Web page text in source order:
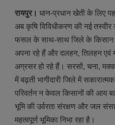
रायपुर। धान-प्रधान खेती के लिए
अब कृषि विविधीकरण की नई तस्वीर
फसल के साथ-साथ जिले के किसान
अपना रहे हैं और दलहन, तिलहन एवं
अग्रसर हो रहे हैं। सरसों, चना,
में बढ़ती भागीदारी जिले में
परिवर्तन न केवल किसानों की आय
भूमि की उर्वरता संरक्षण और जल
महत्वपूर्ण भूमिका निभा रहा है।